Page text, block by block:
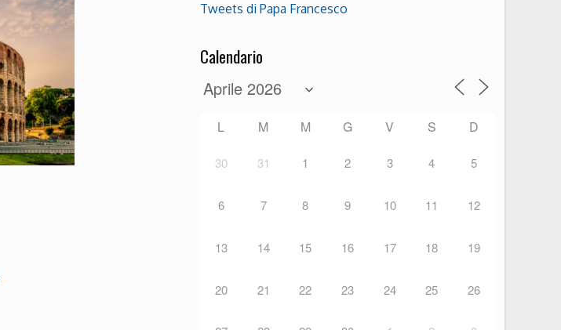
Tweets di Papa Francesco
Calendario
L M M G V S D
30 31 1 2 3 4 5
6 7 8 9 10 11 12
13 14 15 16 17 18 19
20 21 22 23 24 25 26